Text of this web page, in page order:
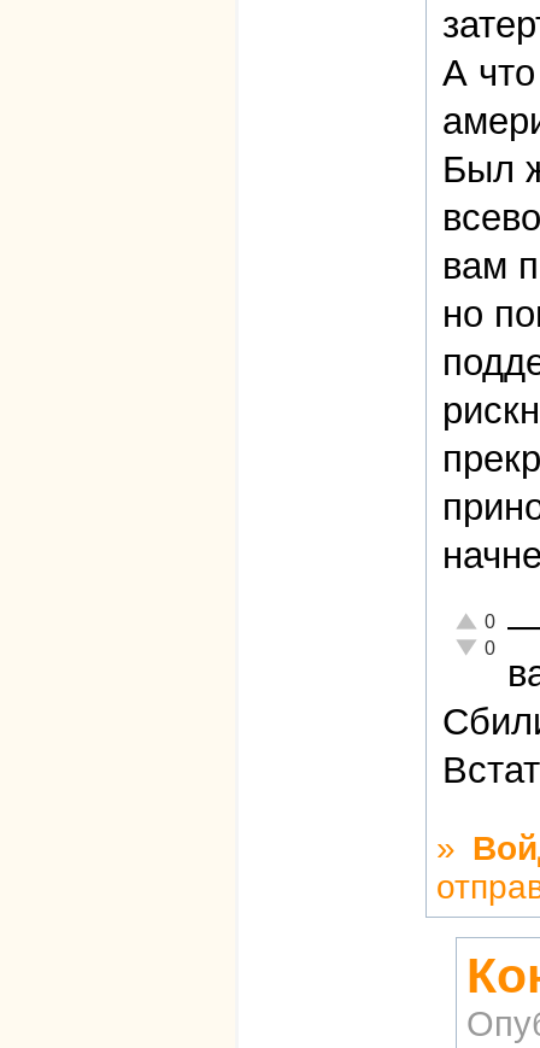
А
Был
вам
но
Отлично!
0
0
»